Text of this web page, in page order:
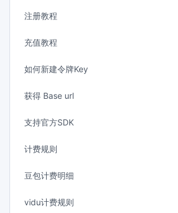
注册教程
充值教程
如何新建令牌Key
获得 Base url
支持官方SDK
计费规则
豆包计费明细
vidu计费规则